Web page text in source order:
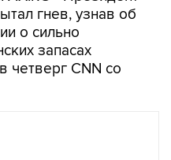
гнев, узнав об
о сильно
запасах
в четверг CNN со